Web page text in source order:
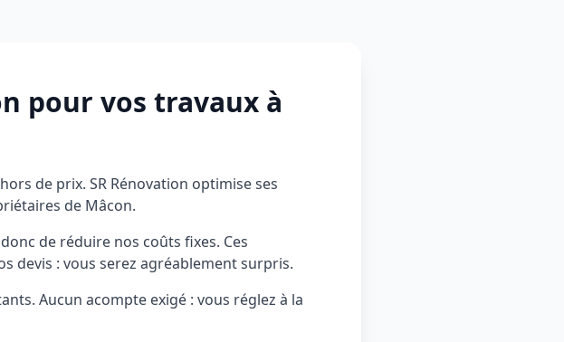
pour vos travaux à
de prix. SR Rénovation optimise ses
de Mâcon.
de réduire nos coûts fixes. Ces
devis : vous serez agréablement surpris.
Aucun acompte exigé : vous réglez à la